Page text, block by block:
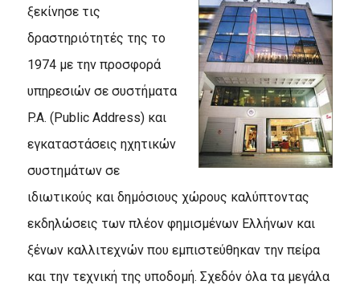
ξεκίνησε τις
δραστηριότητές της τo
1974 με την προσφορά
υπηρεσιών σε συστήματα
P.A. (Public Address) και
εγκαταστάσεις ηχητικών
συστημάτων σε
ιδιωτικούς και δημόσιους χώρους καλύπτοντας
εκδηλώσεις των πλέον φημισμένων Ελλήνων και
ξένων καλλιτεχνών που εμπιστεύθηκαν την πείρα
και την τεχνική της υποδομή. Σχεδόν όλα τα μεγάλα